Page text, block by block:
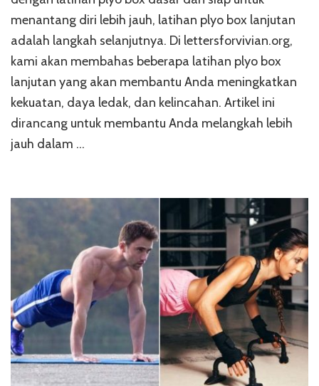
menantang diri lebih jauh, latihan plyo box lanjutan
adalah langkah selanjutnya. Di lettersforvivian.org,
kami akan membahas beberapa latihan plyo box
lanjutan yang akan membantu Anda meningkatkan
kekuatan, daya ledak, dan kelincahan. Artikel ini
dirancang untuk membantu Anda melangkah lebih
jauh dalam …